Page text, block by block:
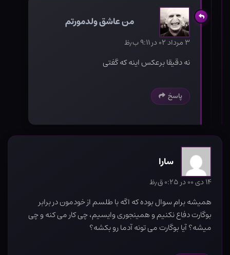
من عاشق ولدمورتم
۳ مرداد ۰۲ در ۹:۱۱ ب٫ظ
نه دقیقا برعکس اینه که گفتی
پاسخ
سارا
۱۴ دی ۰۰ در ۰:۲۵ ق٫ظ
همیشه برام سوال بوده که اگه با طلسم از خودمون در برابر
بوگارت دفاع نکنیم و همینجوری وایسیم، چی کار می کنه و چی
میشه؟ آیا بوگارت می تونه آدما رو بکشه؟